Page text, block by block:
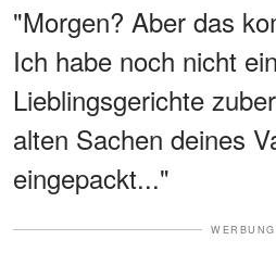
"Morgen? Aber das
Ich habe noch nicht
Lieblingsgerichte
alten Sachen deines
eingepackt..."
WERBUNG